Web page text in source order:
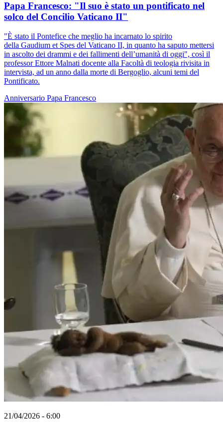
Papa Francesco: "Il suo è stato un pontificato nel
solco del Concilio Vaticano II"
"È stato il Pontefice che meglio ha incarnato lo spirito
della Gaudium et Spes del Vaticano II, in quanto ha saputo mettersi
in ascolto dei drammi e dei fallimenti dell’umanità di oggi", così il
professor Ettore Malnati docente alla Facoltà di teologia rivisita in
intervista, ad un anno dalla morte di Bergoglio, alcuni temi del
Pontificato.
Anniversario Papa Francesco
21/04/2026 - 6:00